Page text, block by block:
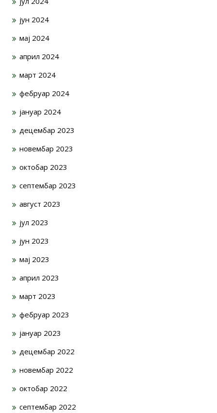
јун 2024
мај 2024
април 2024
март 2024
фебруар 2024
јануар 2024
децембар 2023
новембар 2023
октобар 2023
септембар 2023
август 2023
јул 2023
јун 2023
мај 2023
април 2023
март 2023
фебруар 2023
јануар 2023
децембар 2022
новембар 2022
октобар 2022
септембар 2022